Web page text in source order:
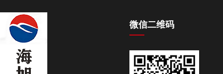
微信二维码